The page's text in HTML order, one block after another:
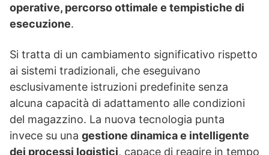
operative, percorso ottimale e tempistiche di
esecuzione.
Si tratta di un cambiamento significativo rispetto
ai sistemi tradizionali, che eseguivano
esclusivamente istruzioni predefinite senza
alcuna capacità di adattamento alle condizioni
del magazzino. La nuova tecnologia punta
invece su una gestione dinamica e intelligente
dei processi logistici, capace di reagire in tempo